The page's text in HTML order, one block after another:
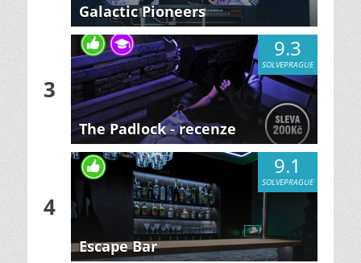
Galactic Pioneers
3
9.3
SOLVEPRAGUE
The Padlock - recenze
4
9.1
SOLVEPRAGUE
Escape Bar